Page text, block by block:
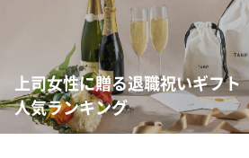
上司女性に贈る退職祝いギフト
人気ランキング